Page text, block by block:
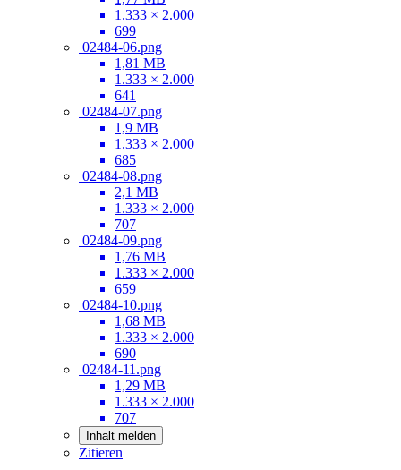
1.333 × 2.000
699
02484-06.png
1,81 MB
1.333 × 2.000
641
02484-07.png
1,9 MB
1.333 × 2.000
685
02484-08.png
2,1 MB
1.333 × 2.000
707
02484-09.png
1,76 MB
1.333 × 2.000
659
02484-10.png
1,68 MB
1.333 × 2.000
690
02484-11.png
1,29 MB
1.333 × 2.000
707
Inhalt melden
Zitieren